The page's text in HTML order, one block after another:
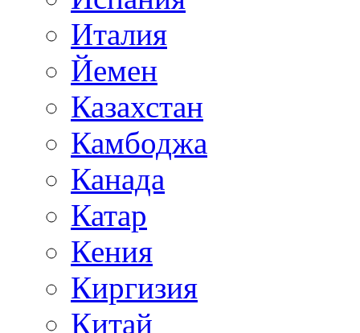
Италия
Йемен
Казахстан
Камбоджа
Канада
Катар
Кения
Киргизия
Китай